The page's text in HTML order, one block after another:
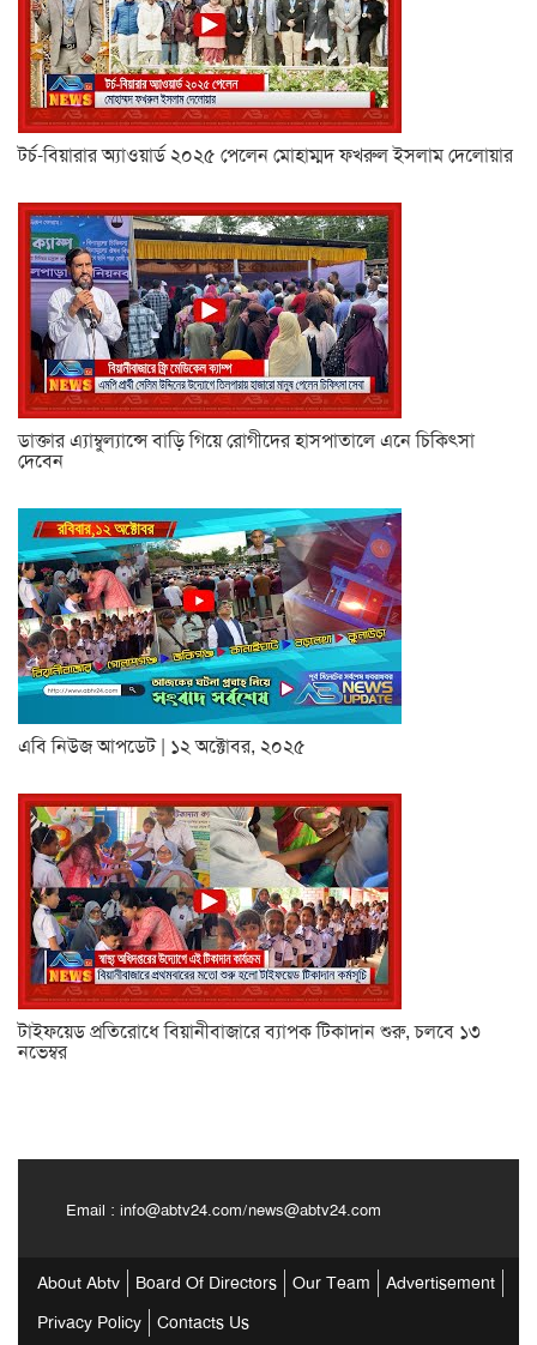
টর্চ-বিয়ারার অ্যাওয়ার্ড ২০২৫ পেলেন মোহাম্মদ ফখরুল ইসলাম দেলোয়ার
ডাক্তার এ্যাম্বুল্যান্সে বাড়ি গিয়ে রোগীদের হাসপাতালে এনে চিকিৎসা
দেবেন
এবি নিউজ আপডেট | ১২ অক্টোবর, ২০২৫
টাইফয়েড প্রতিরোধে বিয়ানীবাজারে ব্যাপক টিকাদান শুরু, চলবে ১৩
নভেম্বর
Email : info@abtv24.com/news@abtv24.com
About Abtv Board Of Directors Our Team
Advertisement
Privacy Policy
Contacts Us